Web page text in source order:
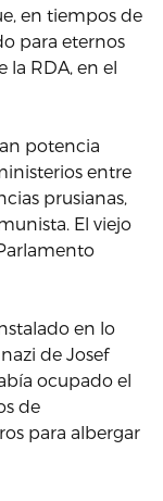
en tiempos de
para eternos
la RDA, en el
potencia
entre
prusianas,
El viejo
en lo
de Josef
ocupado el
de
para albergar